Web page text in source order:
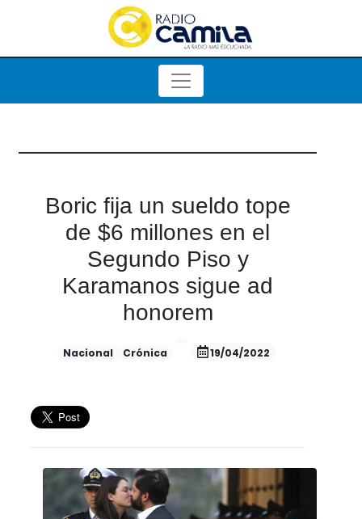
Boric fija un sueldo tope
de $6 millones en el
Segundo Piso y
Karamanos sigue ad
honorem
Nacional Crónica 19/04/2022